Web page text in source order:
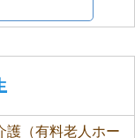
護（有料老人ホー